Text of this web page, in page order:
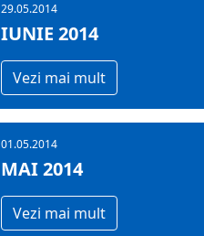
29.05.2014
IUNIE 2014
Vezi mai mult
01.05.2014
MAI 2014
Vezi mai mult